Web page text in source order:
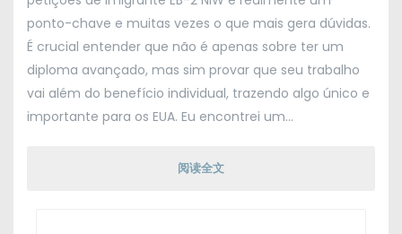
ponto-chave e muitas vezes o que mais gera dúvidas.
É crucial entender que não é apenas sobre ter um
diploma avançado, mas sim provar que seu trabalho
vai além do benefício individual, trazendo algo único e
importante para os EUA. Eu encontrei um…
阅读全文